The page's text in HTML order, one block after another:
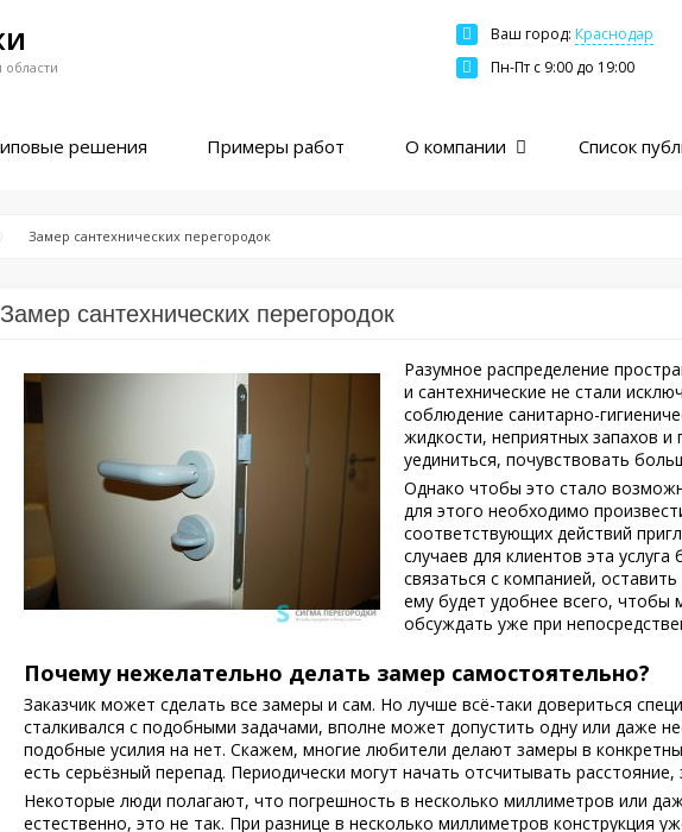
области
Ваш город: Краснодар
Москва
Санкт-Петербург
Екатеринбург
Пермь
Самара
Пн-Пт c 9:00 до 19:00
решения Примеры работ О компании Список
Замер сантехнических перегородок
Замер сантехнических перегородок
Разумное распределение
и сантехнические не стали
соблюдение санитарно-
жидкости, неприятных запахов
уединиться, почувствовать
Однако чтобы это стало
для этого необходимо
соответствующих действий
случаев для клиентов эта
связаться с компанией,
ему будет удобнее всего,
обсуждать уже при
Почему нежелательно делать замер самостоятельно?
Заказчик может сделать все замеры и сам. Но лучше всё-таки довериться
сталкивался с подобными задачами, вполне может допустить одну или даже
подобные усилия на нет. Скажем, многие любители делают замеры в
есть серьёзный перепад. Периодически могут начать отсчитывать
Некоторые люди полагают, что погрешность в несколько миллиметров или
естественно, это не так. При разнице в несколько миллиметров конструкция